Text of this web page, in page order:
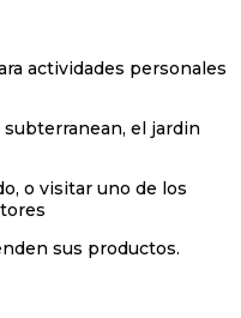
actividades personales
el jardin
o visitar uno de los
sus productos.